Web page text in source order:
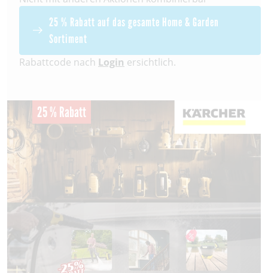
25 % Rabatt auf das gesamte Home & Garden
Sortiment
Rabattcode nach Login ersichtlich.
25 % Rabatt